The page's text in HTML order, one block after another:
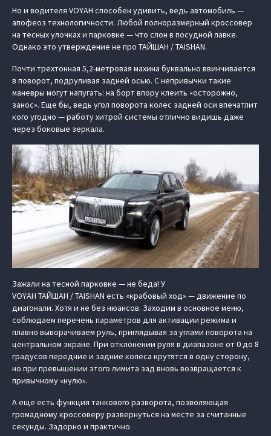
Но и водителя VOYAH способен удивить, ведь автомобиль —
апофеоз технологичности. Любой полноразмерный кроссовер
на тесных улочках и парковке — что слон в посудной лавке.
Однако это утверждение не про ТАЙШАН / TAISHAN.
Почти трехтонная 5,2-метровая махина буквально ввинчивается
в поворот, подруливая задней осью. С непривычки такие
маневры могут напугать: на борт впору клеить «осторожно,
занос». Еще бы, ведь угол поворота колес задней оси впечатлит
кого угодно — работу хитрой системы отлично видишь даже
через боковые зеркала.
Зажали на тесной парковке — не беда! У
VOYAH ТАЙШАН / TAISHAN есть «крабовый ход» — движение по
диагонали. Хотя и не без нюансов. Заходим в основное меню,
соблюдаем перечень параметров для активации режима и
плавно выворачиваем руль, приглядывая за углами поворота на
центральном экране. При отклонении руля в диапазоне от 0 до 8
градусов передние и задние колеса крутятся в одну сторону,
но при превышении этого лимита зад вновь возвращается к
привычному «нулю».
А еще есть функция танкового разворота, позволяющая
громадному кроссоверу развернуться на месте за считанные
секунды. Задорно и практично.